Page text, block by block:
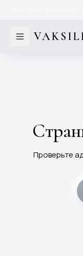
Проверьте